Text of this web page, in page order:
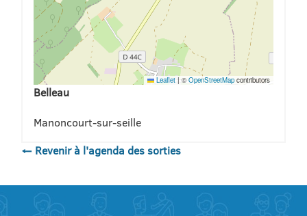
Leaflet | ©OpenStreetMap contributors
Belleau
Manoncourt-sur-seille
← Revenir à l'agenda des sorties